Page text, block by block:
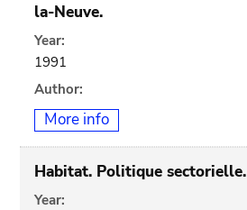
la-Neuve.
Year:
1991
Author:
More info
Habitat. Politique sectorielle.
Year: